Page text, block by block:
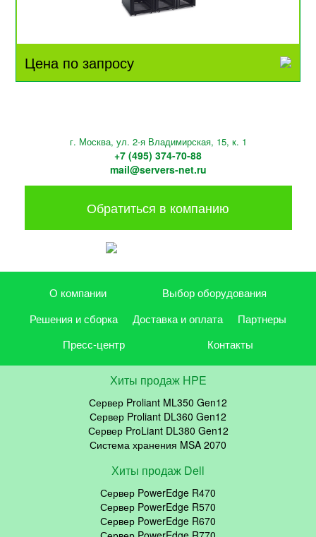
Цена по запросу
г. Москва, ул. 2-я Владимирская, 15, к. 1
+7 (495) 374-70-88
mail@servers-net.ru
Обратиться в компанию
О компании
Выбор оборудования
Решения и сборка
Доставка и оплата
Партнеры
Пресс-центр
Контакты
Хиты продаж HPE
Сервер Proliant ML350 Gen12
Сервер Proliant DL360 Gen12
Сервер ProLiant DL380 Gen12
Система хранения MSA 2070
Хиты продаж Dell
Сервер PowerEdge R470
Сервер PowerEdge R570
Сервер PowerEdge R670